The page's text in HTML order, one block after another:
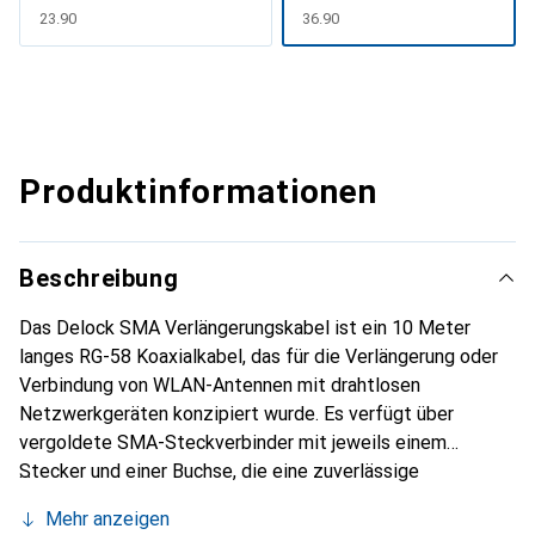
CHF
23.90 CHF
36.90
Produktinformationen
Beschreibung
Das Delock SMA Verlängerungskabel ist ein 10 Meter
langes RG-58 Koaxialkabel, das für die Verlängerung oder
Verbindung von WLAN-Antennen mit drahtlosen
Netzwerkgeräten konzipiert wurde. Es verfügt über
vergoldete SMA-Steckverbinder mit jeweils einem
Stecker und einer Buchse, die eine zuverlässige
gewährleisten. Das Kabel ist mit einer schwarzen
Mehr anzeigen